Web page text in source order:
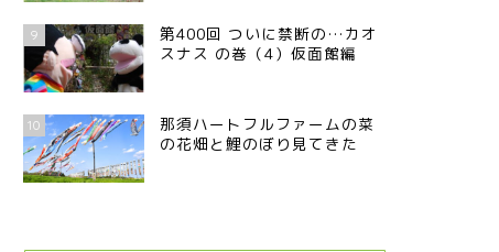
9
第400回 ついに禁断の…カオ
スナス の巻（4）仮面館編
10
那須ハートフルファームの菜
の花畑と鯉のぼり見てきた